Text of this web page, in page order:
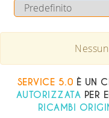
SERVICE 5.0 È UN
AUTORIZZATA PER
RICAMBI